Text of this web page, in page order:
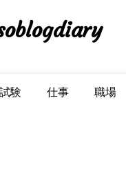
験 仕事 職場